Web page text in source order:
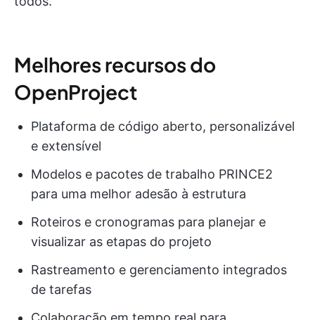
Melhores recursos do
OpenProject
Plataforma de código aberto, personalizável
e extensível
Modelos e pacotes de trabalho PRINCE2
para uma melhor adesão à estrutura
Roteiros e cronogramas para planejar e
visualizar as etapas do projeto
Rastreamento e gerenciamento integrados
de tarefas